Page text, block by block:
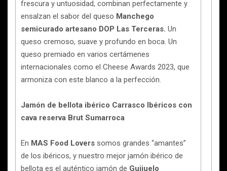
frescura y untuosidad, combinan perfectamente y
ensalzan el sabor del queso Manchego
semicurado artesano DOP Las Terceras. Un
queso cremoso, suave y profundo en boca. Un
queso premiado en varios certámenes
internacionales como el Cheese Awards 2023, que
armoniza con este blanco a la perfección.
Jamón de bellota ibérico Carrasco Ibéricos con
cava reserva Brut Sumarroca
En MAS Food Lovers somos grandes “amantes”
de los ibéricos, y nuestro mejor jamón ibérico de
bellota es el auténtico jamón de Guijuelo